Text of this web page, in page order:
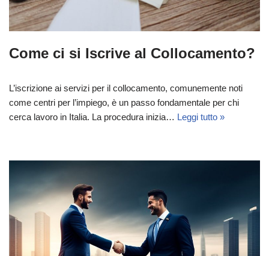
Come ci si Iscrive al Collocamento?
L’iscrizione ai servizi per il collocamento, comunemente noti
come centri per l’impiego, è un passo fondamentale per chi
cerca lavoro in Italia. La procedura inizia… Leggi tutto »